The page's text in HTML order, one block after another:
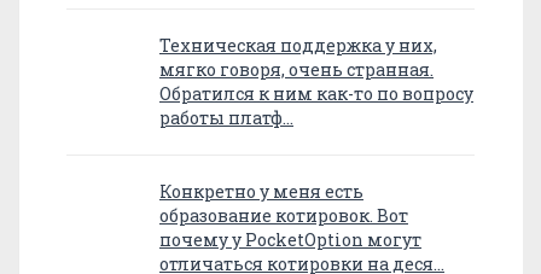
Техническая поддержка у них,
мягко говоря, очень странная.
Обратился к ним как-то по вопросу
работы платф…
Конкретно у меня есть
образование котировок. Вот
почему у PocketOption могут
отличаться котировки на деся…